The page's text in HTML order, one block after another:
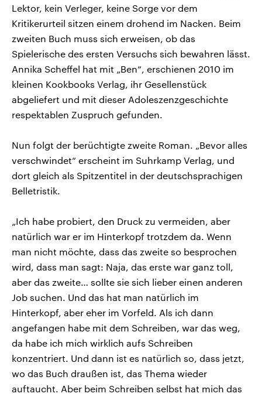
Lektor, kein Verleger, keine Sorge vor dem
Kritikerurteil sitzen einem drohend im Nacken. Beim
zweiten Buch muss sich erweisen, ob das
Spielerische des ersten Versuchs sich bewahren lässt.
Annika Scheffel hat mit „Ben“, erschienen 2010 im
kleinen Kookbooks Verlag, ihr Gesellenstück
abgeliefert und mit dieser Adoleszenzgeschichte
respektablen Zuspruch gefunden.
Nun folgt der berüchtigte zweite Roman. „Bevor alles
verschwindet“ erscheint im Suhrkamp Verlag, und
dort gleich als Spitzentitel in der deutschsprachigen
Belletristik.
„Ich habe probiert, den Druck zu vermeiden, aber
natürlich war er im Hinterkopf trotzdem da. Wenn
man nicht möchte, dass das zweite so besprochen
wird, dass man sagt: Naja, das erste war ganz toll,
aber das zweite… sollte sie sich lieber einen anderen
Job suchen. Und das hat man natürlich im
Hinterkopf, aber eher im Vorfeld. Als ich dann
angefangen habe mit dem Schreiben, war das weg,
da habe ich mich wirklich aufs Schreiben
konzentriert. Und dann ist es natürlich so, dass jetzt,
wo das Buch draußen ist, das Thema wieder
auftaucht. Aber beim Schreiben selbst hat mich das